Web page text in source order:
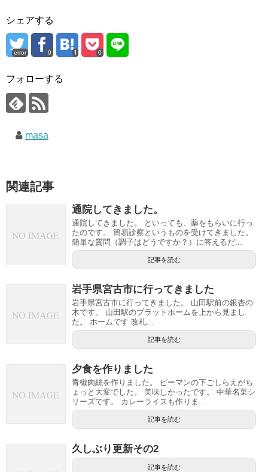
シェアする
error 0 0
フォローする
masa
関連記事
通院してきました。
通院してきました。 といっても、薬をもらいに行っ
たのです。 簡易診察というものを受けてきました。
簡単な質問（調子はどうですか？）に答えるだ...
記事を読む
岩手県宮古市に行ってきました
岩手県宮古市に行ってきました。 山田駅前の銀杏の
木です。 山田駅のプラットホームを上から見まし
た。 ホームです 改札...
記事を読む
夕食を作りました
青椒肉絲を作りました。 ピーマンの下ごしらえがち
ょっと大変でした。 美味しかったです。 中華名菜シ
リーズです。 カレーライスも作りま...
記事を読む
久しぶり更新その2
記事を読む